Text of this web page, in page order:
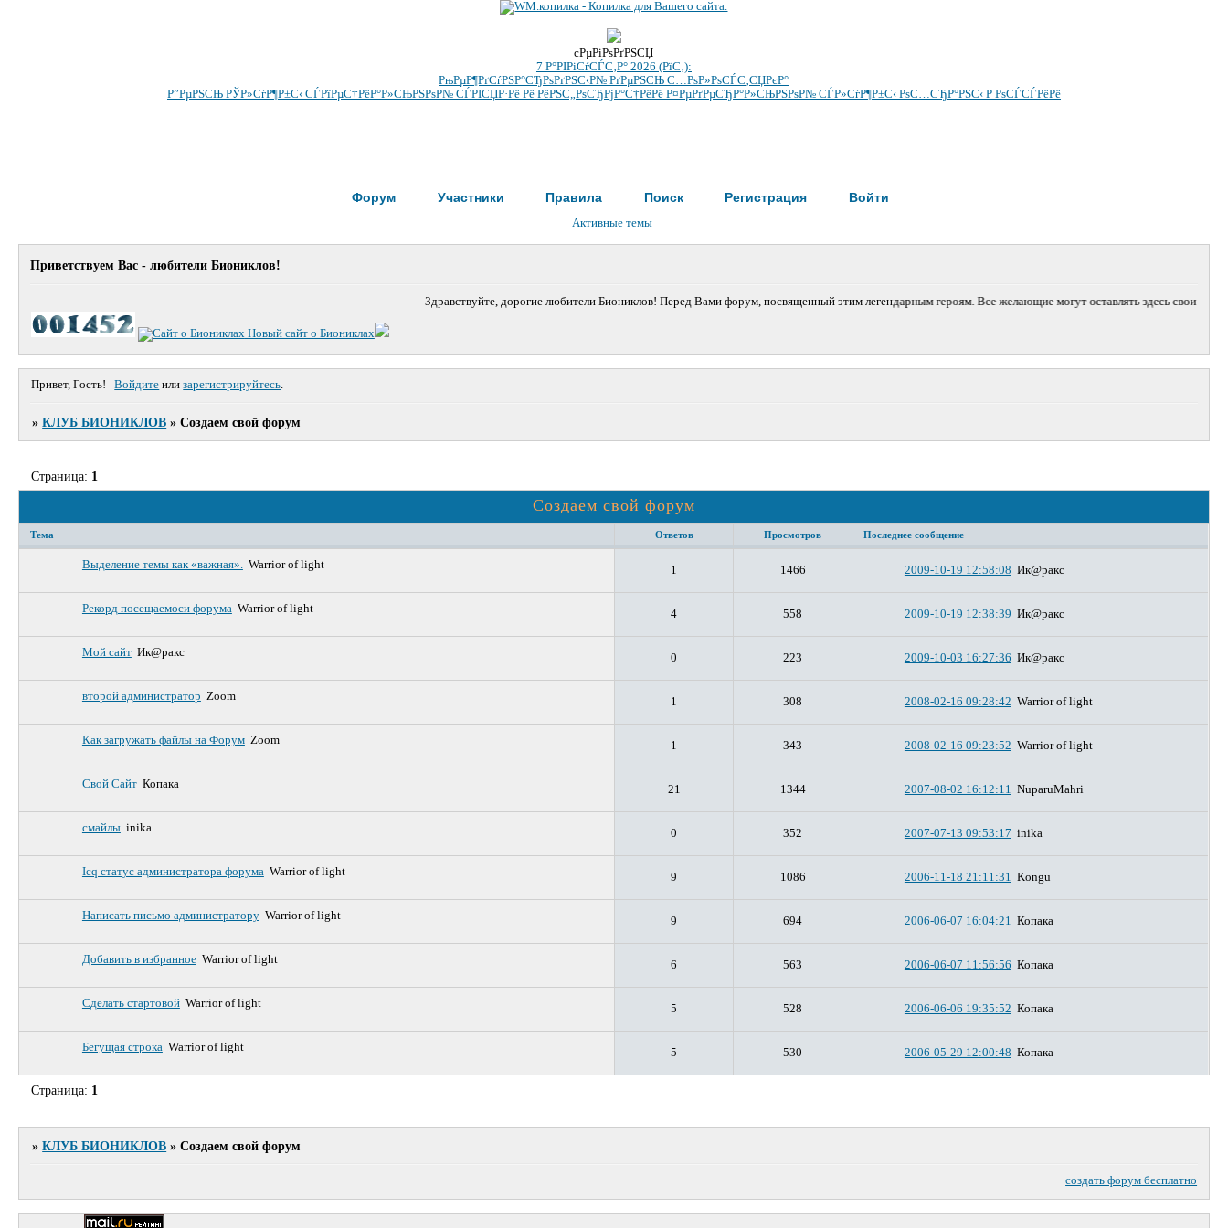
cРµРіРѕРґРЅСЏ
7 Р°РІРіСѓСЃС‚Р° 2026 (РїС‚):
РњРµР¶РґСѓРЅР°СЂРѕРґРЅС‹Р№ РґРµРЅСЊ С…РѕР»РѕСЃС‚СЏРєР°
Р”РµРЅСЊ РЎР»СѓР¶Р±С‹ СЃРїРµС†РёР°Р»СЊРЅРѕР№ СЃРІСЏР·Рё Рё РёРЅС„РѕСЂРјР°С†РёРё Р¤РµРґРµСЂР°Р»СЊРЅРѕР№ СЃР»СѓР¶Р±С‹ РѕС…СЂР°РЅС‹ Р РѕСЃСЃРёРё
Форум Участники Правила Поиск Регистрация Войти
Активные темы
Приветствуем Вас - любители Биониклов!
Здравствуйте, дорогие любители Биониклов! Перед Вами форум, посвященный этим легендарным героям. Все желающие могут оставлять здесь свои
Новый сайт о Биониклах
Привет, Гость! Войдите илизарегистрируйтесь.
»КЛУБ БИОНИКЛОВ »Создаем свой форум
Создаем свой форум
Страница: 1
Тема Ответов Просмотров Последнее сообщение
Выделение темы как «важная». Warrior of light 1 1466 2009-10-19 12:58:08 Ик@ракс
Рекорд посещаемоси форума Warrior of light 4 558 2009-10-19 12:38:39 Ик@ракс
Мой сайт Ик@ракс 0 223 2009-10-03 16:27:36 Ик@ракс
второй администратор Zoom 1 308 2008-02-16 09:28:42 Warrior of light
Как загружать файлы на Форум Zoom 1 343 2008-02-16 09:23:52 Warrior of light
Свой Сайт Копака 21 1344 2007-08-02 16:12:11 NuparuMahri
смайлы inika 0 352 2007-07-13 09:53:17 inika
Icq статус администратора форума Warrior of light 9 1086 2006-11-18 21:11:31 Kongu
Написать письмо администратору Warrior of light 9 694 2006-06-07 16:04:21 Копака
Добавить в избранное Warrior of light 6 563 2006-06-07 11:56:56 Копака
Сделать стартовой Warrior of light 5 528 2006-06-06 19:35:52 Копака
Бегущая строка Warrior of light 5 530 2006-05-29 12:00:48 Копака
Страница: 1
»КЛУБ БИОНИКЛОВ »Создаем свой форум
создать форум бесплатно